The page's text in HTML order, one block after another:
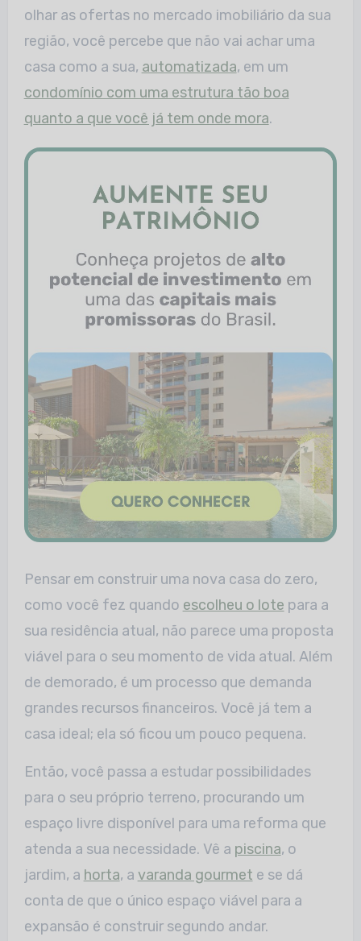
olhar as ofertas no mercado imobiliário da sua
região, você percebe que não vai achar uma
casa como a sua, automatizada, em um
condomínio com uma estrutura tão boa
quanto a que você já tem onde mora.
Pensar em construir uma nova casa do zero,
como você fez quando escolheu o lote para a
sua residência atual, não parece uma proposta
viável para o seu momento de vida atual. Além
de demorado, é um processo que demanda
grandes recursos financeiros. Você já tem a
casa ideal; ela só ficou um pouco pequena.
Então, você passa a estudar possibilidades
para o seu próprio terreno, procurando um
espaço livre disponível para uma reforma que
atenda a sua necessidade. Vê a piscina, o
jardim, a horta, a varanda gourmet e se dá
conta de que o único espaço viável para a
expansão é construir segundo andar.